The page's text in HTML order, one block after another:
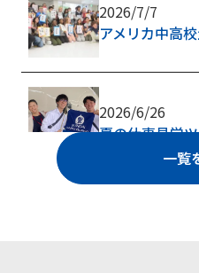
2026/7/7
アメリカ中高
2026/6/26
夏の仕事見学
一覧